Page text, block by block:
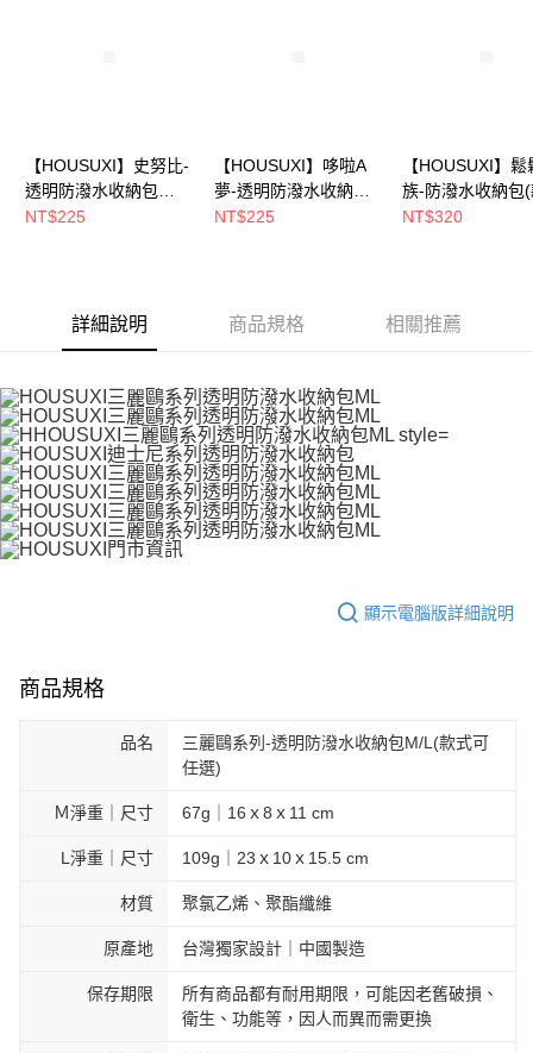
【HOUSUXI】史努比-
透明防潑水收納包
M/L(尺寸可任選)【5周
NT$225
【HOUSUXI】哆啦A
夢-透明防潑水收納包
M/L(尺寸可任選)【5周
NT$225
【HOUSUXI】鬆
族-防潑水收納包
任選)【5周年慶
NT$320
詳細說明 商品規格 相關推薦
顯示電腦版詳細說明
商品規格
品名
三麗鷗系列-透明防潑水收納包M/L(款式可
任選)
Ｍ淨重｜尺寸 67g｜16ｘ8ｘ11 cm
L淨重｜尺寸 109g｜23ｘ10ｘ15.5 cm
材質 聚氯乙烯、聚酯纖維
原產地 台灣獨家設計｜中國製造
保存期限
所有商品都有耐用期限，可能因老舊破損、
衛生、功能等，因人而異而需更換